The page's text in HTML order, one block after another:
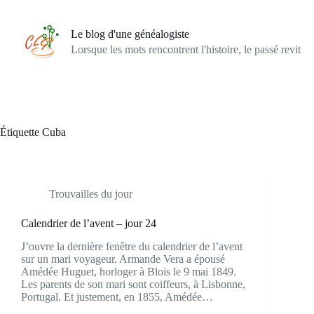
Le blog d'une généalogiste
Lorsque les mots rencontrent l'histoire, le passé revit
Étiquette Cuba
Trouvailles du jour
Calendrier de l’avent – jour 24
J’ouvre la dernière fenêtre du calendrier de l’avent
sur un mari voyageur. Armande Vera a épousé
Amédée Huguet, horloger à Blois le 9 mai 1849.
Les parents de son mari sont coiffeurs, à Lisbonne,
Portugal. Et justement, en 1855, Amédée…